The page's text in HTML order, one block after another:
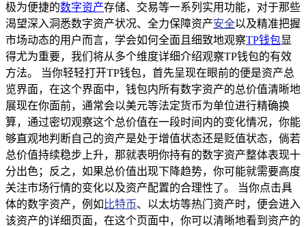
极为便捷的数字资产存储、交易等一系列实用功能，对于那些
渴望深入洞悉数字资产状况、全力保障资产安全以及精准把握
市场动态的用户而言，学会如何全面且细致地观察TP钱包显
得尤为重要，我们将从多个维度详细介绍观察TP钱包的有效
方法。 当你轻轻打开TP钱包，首先呈现在眼前的便是资产总
览界面，在这个界面中，钱包内所有数字资产的总价值清晰地
展现在你面前，通常会以美元等法定货币为单位进行精确换
算，通过密切观察这个总价值在一段时间内的变化情况，你能
够直观地判断自己的资产是处于增值状态还是贬值状态，倘若
总价值持续稳步上升，那就表明你持有的数字资产整体表现十
分出色；反之，如果总价值出现下降趋势，你可能就需要高度
关注市场行情的变化以及资产配置的合理性了。 当你点击具
体的数字资产，例如 比特币、以太坊等热门资产时，便会进入
该资产的详细页面，在这个页面中，你可以清晰地看到资产的